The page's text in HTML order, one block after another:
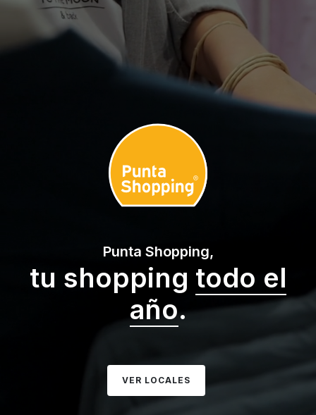
Punta Shopping,
tu shopping todo el
año.
VER LOCALES